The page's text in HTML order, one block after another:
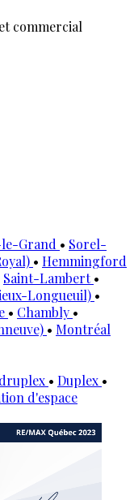
commercial
Grand • Sorel-
• Hemmingford
Saint-Lambert•
Longueuil) •
• Chambly •
• Montréal
• Duplex •
d'espace